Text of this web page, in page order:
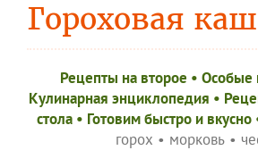
Гороховая
Рецепты на второе • Особые
Кулинарная энциклопедия •
стола • Готовим быстро и вкусно
горох • морковь•